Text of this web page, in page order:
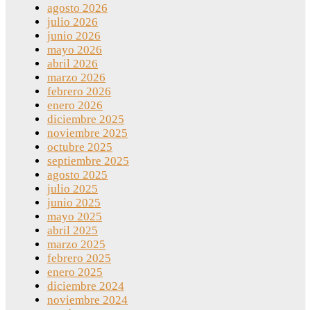
agosto 2026
julio 2026
junio 2026
mayo 2026
abril 2026
marzo 2026
febrero 2026
enero 2026
diciembre 2025
noviembre 2025
octubre 2025
septiembre 2025
agosto 2025
julio 2025
junio 2025
mayo 2025
abril 2025
marzo 2025
febrero 2025
enero 2025
diciembre 2024
noviembre 2024